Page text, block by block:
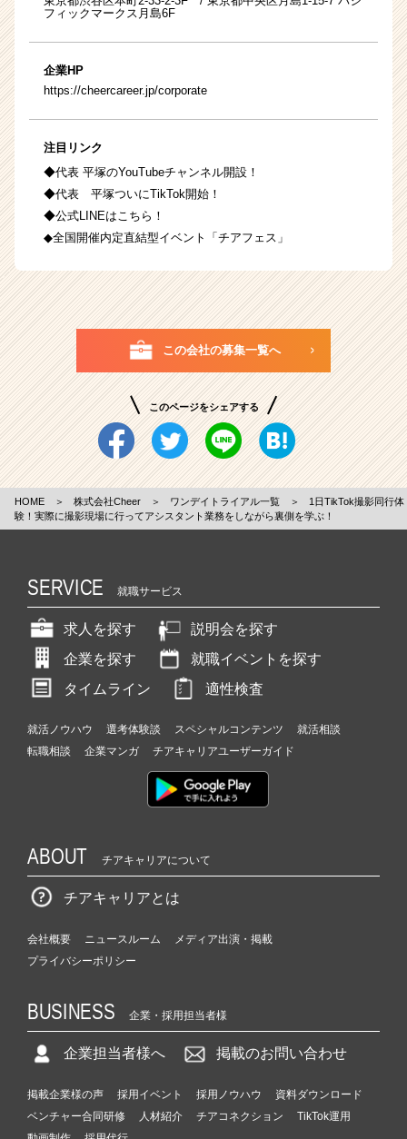
フィックマークス月島6F
企業HP
https://cheercareer.jp/corporate
注目リンク
◆代表 平塚のYouTubeチャンネル開設！
◆代表 平塚ついにTikTok開始！
◆公式LINEはこちら！
◆全国開催内定直結型イベント「チアフェス」
この会社の募集一覧へ
このページをシェアする
HOME ＞ 株式会社Cheer ＞ ワンデイトライアル一覧 ＞
1日TikTok撮影同行体
験！実際に撮影現場に行ってアシスタント業務をしながら裏側を学ぶ！
SERVICE 就職サービス
求人を探す
説明会を探す
企業を探す
就職イベントを探す
タイムライン
適性検査
就活ノウハウ 選考体験談 スペシャルコンテンツ
就活相談
転職相談
企業マンガ チアキャリアユーザーガイド
ABOUT チアキャリアについて
チアキャリアとは
会社概要 ニュースルーム
メディア出演・掲載
プライバシーポリシー
BUSINESS 企業・採用担当者様
企業担当者様へ 掲載のお問い合わせ
掲載企業様の声 採用イベント 採用ノウハウ
資料ダウンロード
ベンチャー合同研修
人材紹介 チアコネクション
TikTok運用